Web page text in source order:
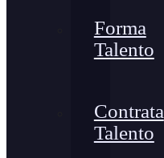
Forma
Talento
Contrata
Talento